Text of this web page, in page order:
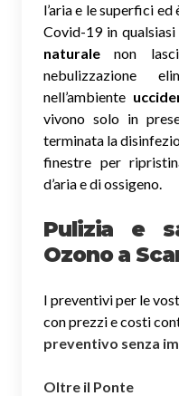
l’aria e le superfici
Covid-19 in
naturale non
nebulizzazione
nell’ambiente
vivono solo in
terminata la
finestre per
d’aria e di ossigeno.
Pulizia e
Ozono a
I preventivi per le
con prezzi e costi
preventivo senza
Oltre il Ponte